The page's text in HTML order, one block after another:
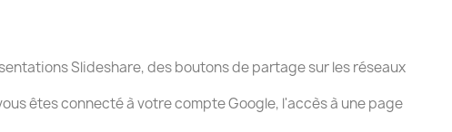
Slideshare, des boutons de partage sur les réseaux
êtes connecté à votre compte Google, l'accès à une page